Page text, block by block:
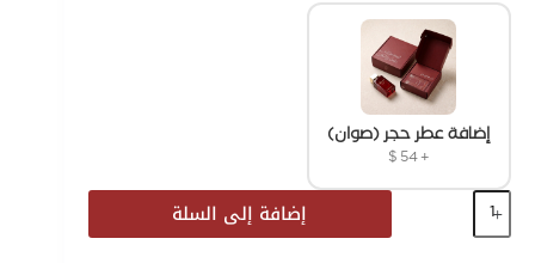
إضافة عطر حجر (صوان)
+
$54
إضافة إلى السلة